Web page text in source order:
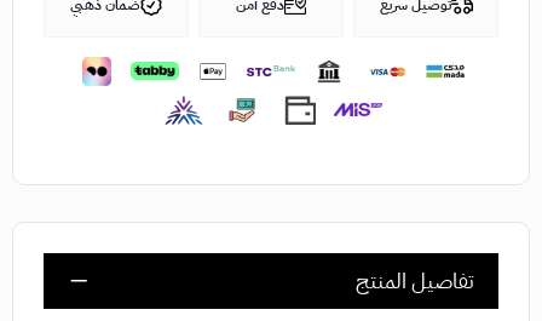
تفاصيل المنتج